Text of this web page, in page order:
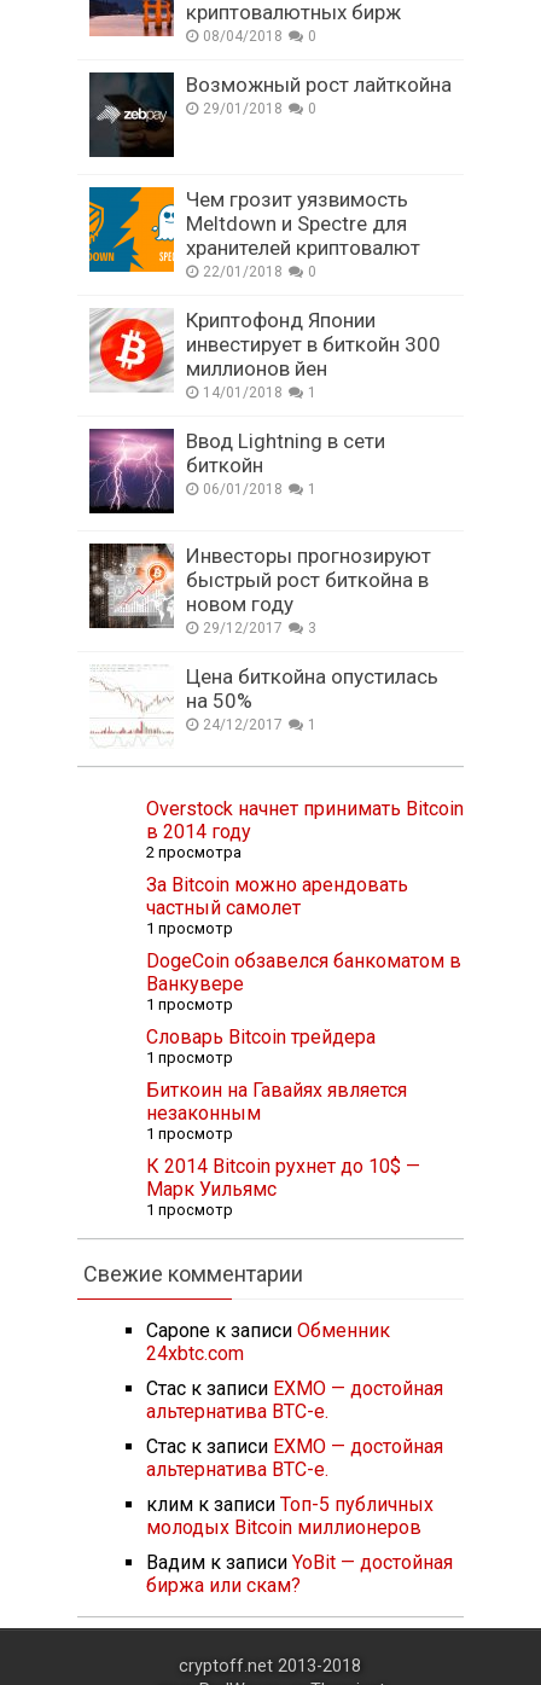
криптовалютных бирж
08/04/2018 0
Возможный рост лайткойна
29/01/2018 0
Чем грозит уязвимость
Meltdown и Spectre для
хранителей криптовалют
22/01/2018 0
Криптофонд Японии
инвестирует в биткойн 300
миллионов йен
14/01/2018 1
Ввод Lightning в сети
биткойн
06/01/2018 1
Инвесторы прогнозируют
быстрый рост биткойна в
новом году
29/12/2017 3
Цена биткойна опустилась
на 50%
24/12/2017 1
Overstock начнет принимать Bitcoin
в 2014 году
2 просмотра
За Bitcoin можно арендовать
частный самолет
1 просмотр
DogeCoin обзавелся банкоматом в
Ванкувере
1 просмотр
Словарь Bitcoin трейдера
1 просмотр
Биткоин на Гавайях является
незаконным
1 просмотр
К 2014 Bitcoin рухнет до 10$ —
Марк Уильямс
1 просмотр
Свежие комментарии
Caponeк записи Обменник
24xbtc.com
Стаск записи EXMO — достойная
альтернатива BTC-e.
Стаск записи EXMO — достойная
альтернатива BTC-e.
климк записи Топ-5 публичных
молодых Bitcoin миллионеров
Вадимк записи YoBit — достойная
биржа или скам?
cryptoff.net 2013-2018